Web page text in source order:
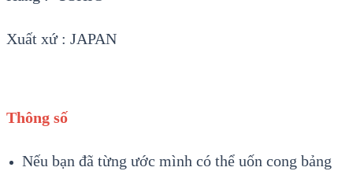
Xuất xứ : JAPAN
Thông số
Nếu bạn đã từng ước mình có thể uốn cong bảng